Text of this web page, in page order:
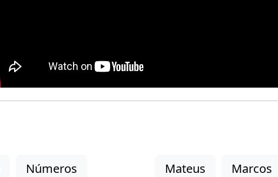
Números
Mateus Marcos